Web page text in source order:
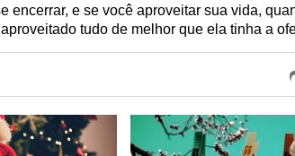
encerrar, e se você aproveitar sua vida,
tudo de melhor que ela tinha a